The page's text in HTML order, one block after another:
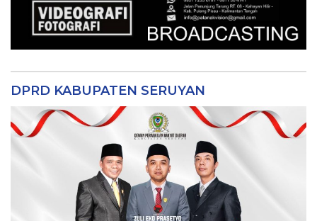
DPRD KABUPATEN SERUYAN